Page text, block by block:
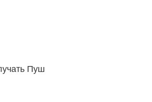
Пуш